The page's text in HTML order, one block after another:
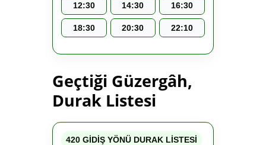
12:30 14:30 16:30
18:30 20:30 22:10
Geçtiği Güzergâh,
Durak Listesi
420 GİDİŞ YÖNÜ DURAK LİSTESİ